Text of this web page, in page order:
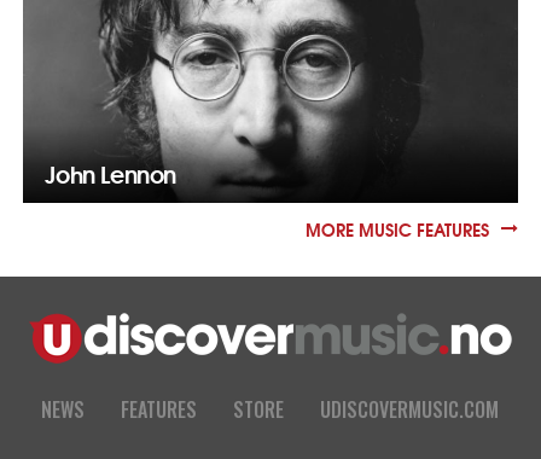
John Lennon
MORE MUSIC FEATURES
NEWS FEATURES STORE UDISCOVERMUSIC.COM